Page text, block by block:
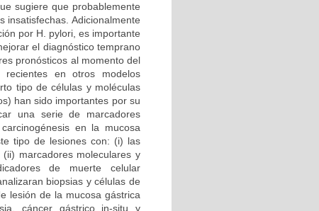
sugiere que probablemente
insatisfechas. Adicionalmente
por H. pylori, es importante
el diagnóstico temprano
pronósticos al momento del
en otros modelos
tipo de células y moléculas
han sido importantes por su
una serie de marcadores
en la mucosa
tipo de lesiones con: (i) las
marcadores moleculares y
de muerte celular
biopsias y células de
lesión de la mucosa gástrica
cáncer gástrico in-situ y